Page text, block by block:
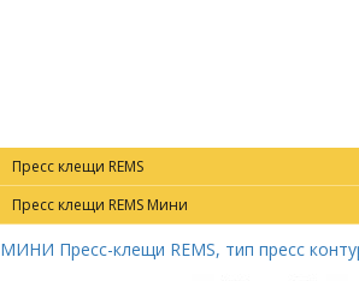
Пресс клещи REMS
Пресс клещи REMS Мини
МИНИ Пресс-клещи REMS, тип пресс